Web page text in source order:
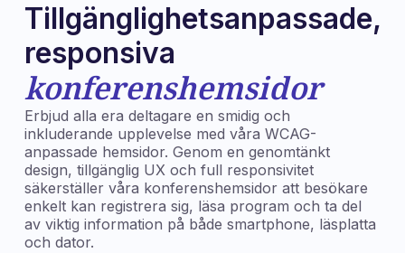
Tillgänglighetsanpassade,
responsiva
konferenshemsidor
Erbjud alla era deltagare en smidig och
inkluderande upplevelse med våra WCAG-
anpassade hemsidor. Genom en genomtänkt
design, tillgänglig UX och full responsivitet
säkerställer våra konferenshemsidor att besökare
enkelt kan registrera sig, läsa program och ta del
av viktig information på både smartphone, läsplatta
och dator.